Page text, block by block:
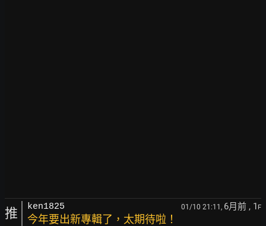
推 ken1825 01/10 21:11, 6月前 , 1 F
今年要出新專輯了，太期待啦！